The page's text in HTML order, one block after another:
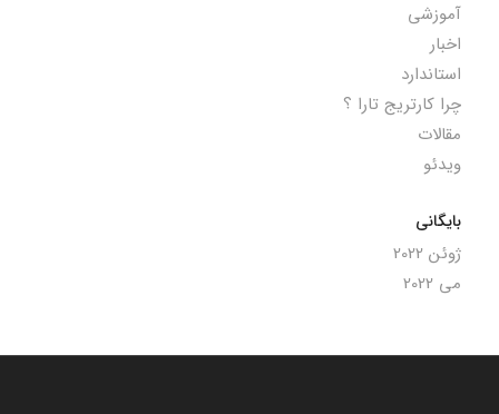
آموزشی
اخبار
استاندارد
چرا کارتریج تارا ؟
مقالات
ویدئو
بایگانی
ژوئن 2022
می 2022